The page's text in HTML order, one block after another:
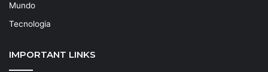
Mundo
Tecnologia
IMPORTANT LINKS